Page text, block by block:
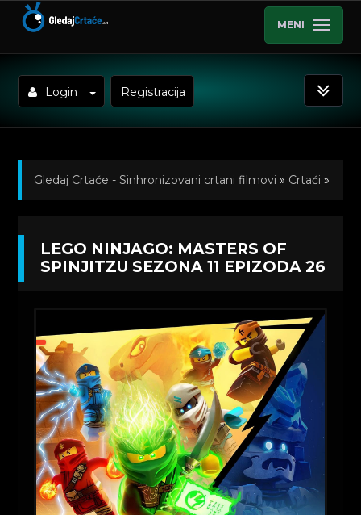
MENI
Login Registracija
Gledaj Crtaće - Sinhronizovani crtani filmovi » Crtaći »
na Hrvatski)»Kratkometrazni crtani filmovi» Lego
LEGO NINJAGO: MASTERS OF
SPINJITZU SEZONA 11 EPIZODA 26